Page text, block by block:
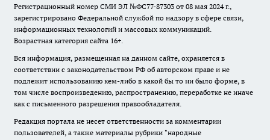
Регистрационный номер СМИ ЭЛ №ФС77-87303 от 08 мая 2024 г.,
зарегистрировано Федеральной службой по надзору в сфере связи,
информационных технологий и массовых коммуникаций.
Возрастная категория сайта 16+.
Вся информация, размещенная на данном сайте, охраняется в
соответствии с законодательством РФ об авторском праве и не
подлежит использованию кем-либо в какой бы то ни было форме, в
том числе воспроизведению, распространению, переработке не иначе
как с письменного разрешения правообладателя.
Редакция портала не несет ответственности за комментарии
пользователей, а также материалы рубрики "народные